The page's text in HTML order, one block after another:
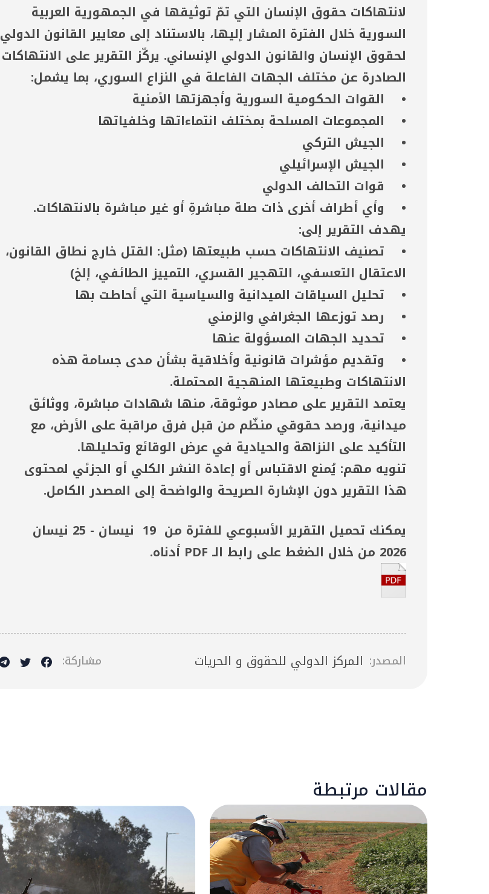
لانتهاكات حقوق الإنسان التي تمّ توثيقها في الجمهورية العربية
السورية خلال الفترة المشار إليها، بالاستناد إلى معايير القانون الدولي
لحقوق الإنسان والقانون الدولي الإنساني. يركّز التقرير على الانتهاكات
الصادرة عن مختلف الجهات الفاعلة في النزاع السوري، بما يشمل:
• القوات الحكومية السورية وأجهزتها الأمنية
• المجموعات المسلحة بمختلف انتماءاتها وخلفياتها
• الجيش التركي
• الجيش الإسرائيلي
• قوات التحالف الدولي
• وأي أطراف أخرى ذات صلة مباشرةِ أو غير مباشرة بالانتهاكات.
يهدف التقرير إلى:
• تصنيف الانتهاكات حسب طبيعتها (مثل: القتل خارج نطاق القانون،
الاعتقال التعسفي، التهجير القسري، التمييز الطائفي، إلخ)
• تحليل السياقات الميدانية والسياسية التي أحاطت بها
• رصد توزعها الجغرافي والزمني
• تحديد الجهات المسؤولة عنها
• وتقديم مؤشرات قانونية وأخلاقية بشأن مدى جسامة هذه
الانتهاكات وطبيعتها المنهجية المحتملة.
يعتمد التقرير على مصادر موثوقة، منها شهادات مباشرة، ووثائق
ميدانية، ورصد حقوقي منظّم من قبل فرق مراقبة على الأرض، مع
التأكيد على النزاهة والحيادية في عرض الوقائع وتحليلها.
تنويه مهم: يُمنع الاقتباس أو إعادة النشر الكلي أو الجزئي لمحتوى
هذا التقرير دون الإشارة الصريحة والواضحة إلى المصدر الكامل.
يمكنك تحميل التقرير الأسبوعي للفترة من 19 نيسان - 25 نيسان
2026 من خلال الضغط على رابط الـ PDF أدناه.
المصدر: المركز الدولي للحقوق و الحريات مشاركة:
مقالات مرتبطة